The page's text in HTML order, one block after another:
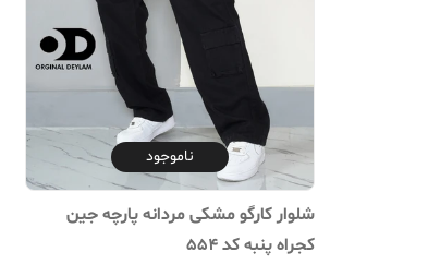
ناموجود
شلوار کارگو مشکی مردانه پارچه جین
کجراه پنبه کد ۵۵۴